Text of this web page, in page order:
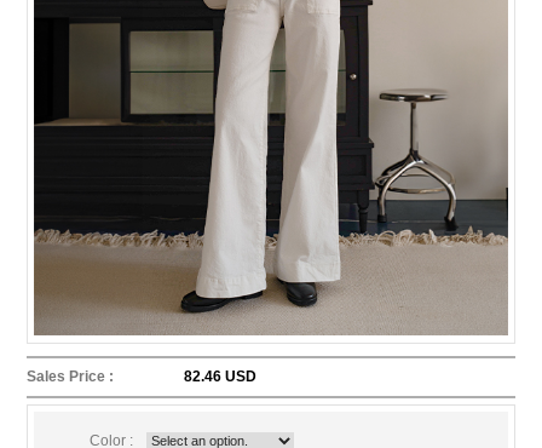
Sales Price : 82.46 USD
Color :